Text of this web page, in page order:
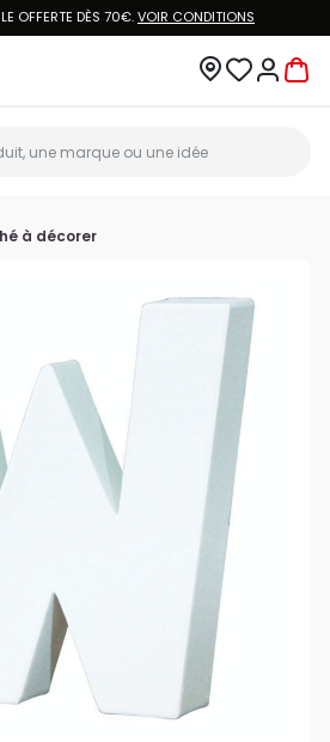
OFFERTE DÈS 70€.VOIR CONDITIONS
à décorer